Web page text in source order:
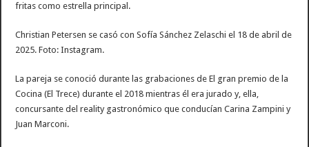
fritas como estrella principal.
Christian Petersen se casó con Sofía Sánchez Zelaschi el 18 de abril de
2025. Foto: Instagram.
La pareja se conoció durante las grabaciones de El gran premio de la
Cocina (El Trece) durante el 2018 mientras él era jurado y, ella,
concursante del reality gastronómico que conducían Carina Zampini y
Juan Marconi.